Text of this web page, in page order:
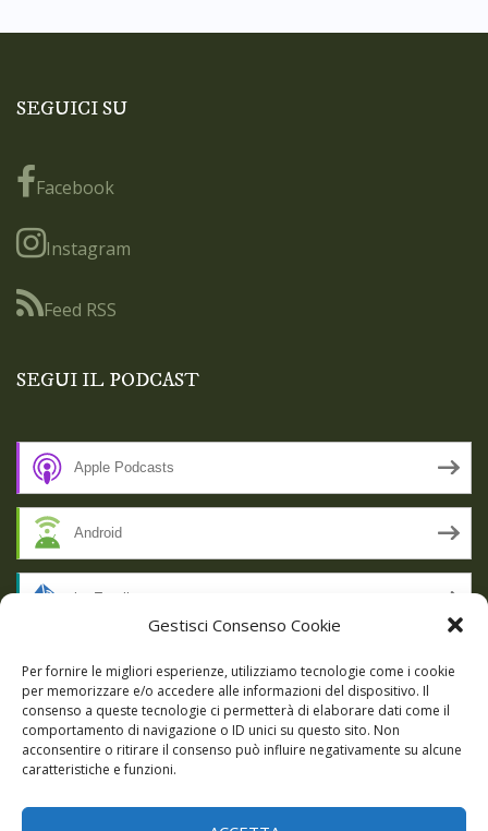
Gestisci Consenso Cookie
Per fornire le migliori esperienze, utilizziamo tecnologie come i cookie
per memorizzare e/o accedere alle informazioni del dispositivo. Il
consenso a queste tecnologie ci permetterà di elaborare dati come il
comportamento di navigazione o ID unici su questo sito. Non
acconsentire o ritirare il consenso può influire negativamente su alcune
caratteristiche e funzioni.
SEGUICI SU
Facebook
Instagram
Feed RSS
SEGUI IL PODCAST
Apple Podcasts
Android
by Email
RSS
SSL SECURE